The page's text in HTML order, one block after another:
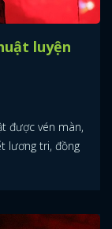
luyện
được vén màn,
lương tri, đồng